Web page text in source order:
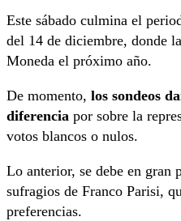
Este sábado culmina el
del 14 de diciembre, donde
Moneda el próximo año.
De momento, los sondeos
diferencia por sobre la
votos blancos o nulos.
Lo anterior, se debe en gran
sufragios de Franco Parisi,
preferencias.